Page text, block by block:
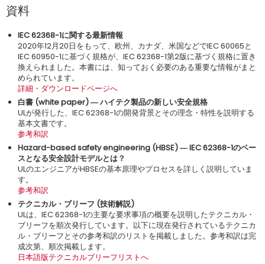
資料
IEC 62368-1に関する最新情報
2020年12月20日をもって、欧州、カナダ、米国などでIEC 60065と
IEC 60950-1に基づく規格が、IEC 62368-1第2版に基づく規格に置き
換えられました。本書には、知っておく必要のある重要な情報がまと
められています。
詳細・ダウンロードページへ
白書 (white paper) ― ハイテク製品の新しい安全規格
ULが発行した、IEC 62368-1の開発背景とその理念・特性を説明する
基本文書です。
参考和訳
Hazard-based safety engineering (HBSE) ― IEC 62368-1のベー
スとなる安全設計モデルとは？
ULのエンジニアがHBSEの基本原理やプロセスを詳しく説明していま
す。
参考和訳
テクニカル・ブリーフ (技術解説)
ULは、IEC 62368-1の主要な要求事項の概要を説明したテクニカル・
ブリーフを順次発行しています。以下に現在発行されているテクニカ
ル・ブリーフとその参考和訳のリストを掲載しました。参考和訳は完
成次第、順次掲載します。
日本語版テクニカルブリーフリストへ